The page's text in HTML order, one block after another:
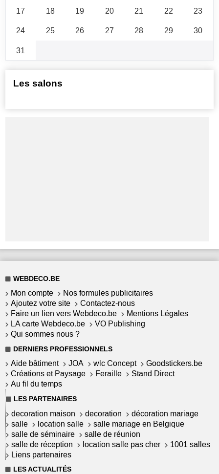
17
18 19 20 21 22
23
24
25 26 27 28 29
30
31
Les salons
WEBDECO.BE
Mon compte
Nos formules publicitaires
Ajoutez votre site
Contactez-nous
Faire un lien vers Webdeco.be
Mentions Légales
LA carte Webdeco.be
VO Publishing
Qui sommes nous ?
DERNIERS PROFESSIONNELS
Aide bâtiment JOA wlc Concept
Goodstickers.be
Créations et Paysage
Feraille
Stand Direct
Au fil du temps
LES PARTENAIRES
decoration maison decoration
décoration mariage
salle
location salle
salle mariage en Belgique
salle de séminaire
salle de réunion
salle de réception
location salle pas cher
1001 salles
Liens partenaires
LES ACTUALITÉS